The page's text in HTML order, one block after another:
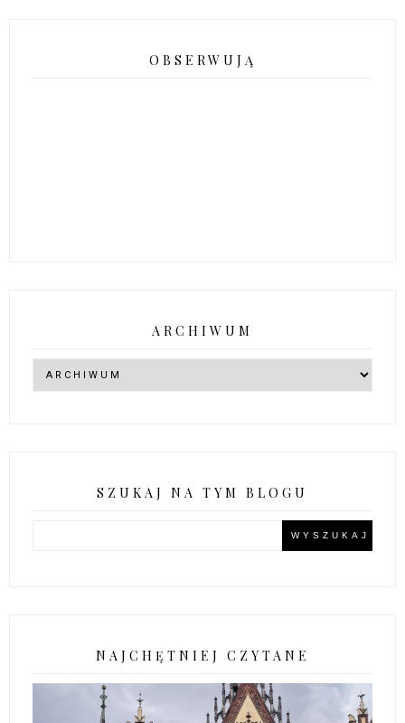
OBSERWUJĄ
ARCHIWUM
SZUKAJ NA TYM BLOGU
NAJCHĘTNIEJ CZYTANE